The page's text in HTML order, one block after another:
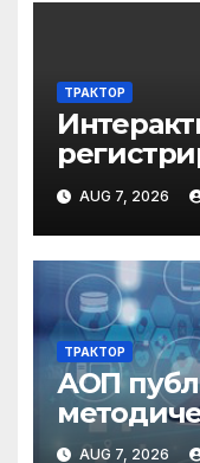
ТРАКТОР
по
сезон на
AUG 7, 2026
ТРАКТОР
АОП
връзка с
AUG 7, 2026